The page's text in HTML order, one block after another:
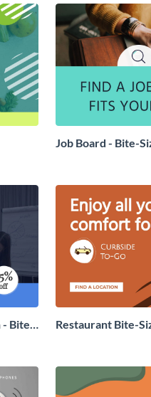
Job Board - Bite-
- Bite-
Restaurant Bite-